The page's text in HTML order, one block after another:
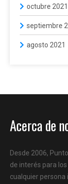
octubre 2021
septiembre
agosto 2021
Acerca de
Desde 2006,
de interés para
cualquier persona